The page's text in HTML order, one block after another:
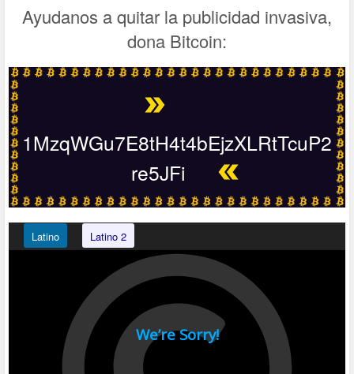
Ayudanos a quitar la publicidad invasiva,
dona Bitcoin:
1MzqWGu7E8tH4t4bEjzXLRtTcuP2
re5JFi
Latino Latino 2